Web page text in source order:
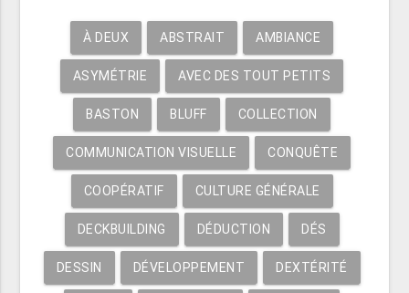
À DEUX ABSTRAIT AMBIANCE
ASYMÉTRIE AVEC DES TOUT PETITS
BASTON BLUFF COLLECTION
COMMUNICATION VISUELLE CONQUÊTE
COOPÉRATIF CULTURE GÉNÉRALE
DECKBUILDING DÉDUCTION DÉS
DESSIN DÉVELOPPEMENT DEXTÉRITÉ